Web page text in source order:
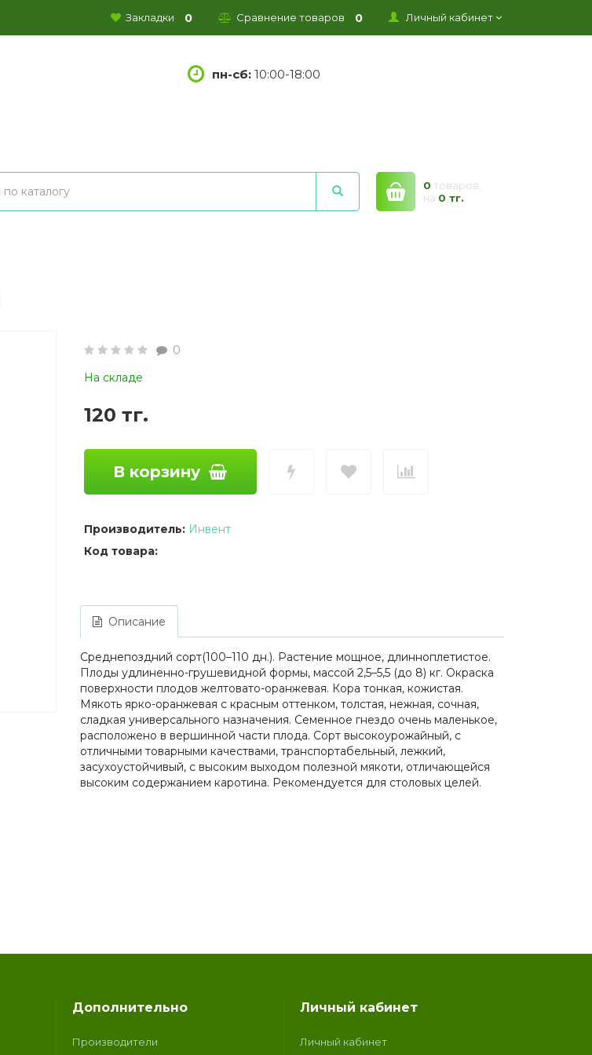
Личный кабинет
Закладки 0 Сравнение товаров 0
пн-сб: 10:00-18:00
0 товаров,
на 0 тг.
0
На складе
120 тг.
В корзину
Производитель: Инвент
Код товара:
Описание
Среднепоздний сорт(100–110 дн.). Растение мощное, длинноплетистое.
Плоды удлиненно-грушевидной формы, массой 2,5–5,5 (до 8) кг. Окраска
поверхности плодов желтовато-оранжевая. Кора тонкая, кожистая.
Мякоть ярко-оранжевая с красным оттенком, толстая, нежная, сочная,
сладкая универсального назначения. Семенное гнездо очень маленькое,
расположено в вершинной части плода. Сорт высокоурожайный, с
отличными товарными качествами, транспортабельный, лежкий,
засухоустойчивый, с высоким выходом полезной мякоти, отличающейся
высоким содержанием каротина. Рекомендуется для столовых целей.
Дополнительно
Производители
Личный кабинет
Личный кабинет